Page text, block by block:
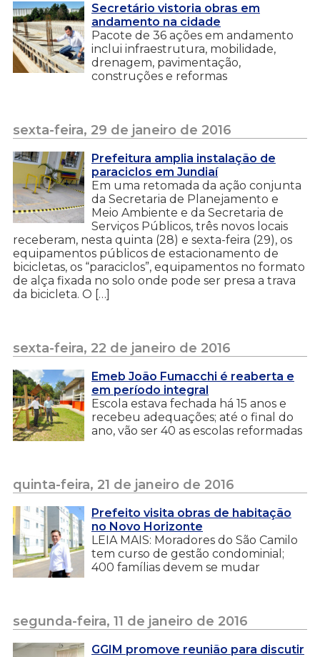
Secretário vistoria obras em
andamento na cidade
Pacote de 36 ações em andamento
inclui infraestrutura, mobilidade,
drenagem, pavimentação,
construções e reformas
sexta-feira, 29 de janeiro de 2016
Prefeitura amplia instalação de
paraciclos em Jundiaí
Em uma retomada da ação conjunta
da Secretaria de Planejamento e
Meio Ambiente e da Secretaria de
Serviços Públicos, três novos locais
receberam, nesta quinta (28) e sexta-feira (29), os
equipamentos públicos de estacionamento de
bicicletas, os “paraciclos”, equipamentos no formato
de alça fixada no solo onde pode ser presa a trava
da bicicleta. O […]
sexta-feira, 22 de janeiro de 2016
Emeb João Fumacchi é reaberta e
em período integral
Escola estava fechada há 15 anos e
recebeu adequações; até o final do
ano, vão ser 40 as escolas reformadas
quinta-feira, 21 de janeiro de 2016
Prefeito visita obras de habitação
no Novo Horizonte
LEIA MAIS: Moradores do São Camilo
tem curso de gestão condominial;
400 famílias devem se mudar
segunda-feira, 11 de janeiro de 2016
GGIM promove reunião para discutir